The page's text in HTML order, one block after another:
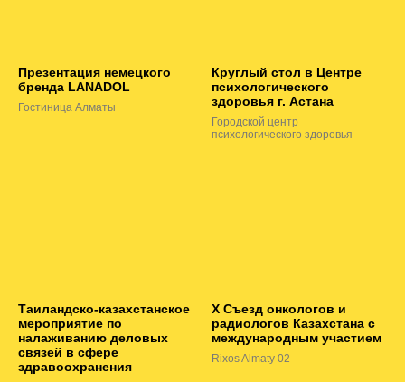
Презентация немецкого
бренда LANADOL
Гостиница Алматы
Круглый стол в Центре
психологического
здоровья г. Астана
Городской центр
психологического здоровья
Таиландско-казахстанское
мероприятие по
налаживанию деловых
связей в сфере
здравоохранения
Х Съезд онкологов и
радиологов Казахстана с
международным участием
Rixos Almaty 02